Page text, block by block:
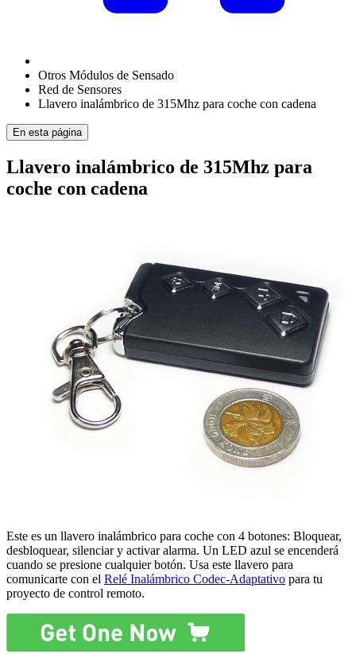
Otros Módulos de Sensado
Red de Sensores
Llavero inalámbrico de 315Mhz para coche con cadena
En esta página
Llavero inalámbrico de 315Mhz para
coche con cadena
Este es un llavero inalámbrico para coche con 4 botones: Bloquear,
desbloquear, silenciar y activar alarma. Un LED azul se encenderá
cuando se presione cualquier botón. Usa este llavero para
comunicarte con el Relé Inalámbrico Codec-Adaptativo para tu
proyecto de control remoto.